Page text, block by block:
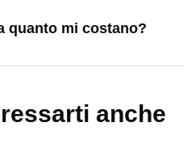
quanto mi costano?
anche